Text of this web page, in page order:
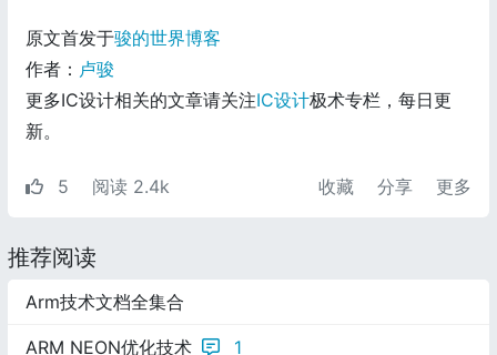
原文首发于骏的世界博客
作者： 卢骏
更多IC设计相关的文章请关注IC设计极术专栏，每日更
新。
5 阅读 2.4k 收藏 分享 更多
推荐阅读
Arm技术文档全集合
ARM NEON优化技术 1